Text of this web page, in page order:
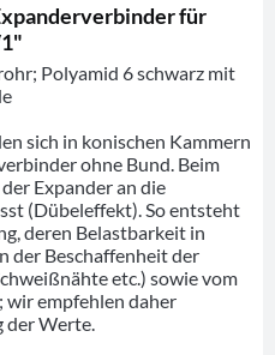
für
Polyamid 6 schwarz mit
sich in konischen Kammern
ohne Bund. Beim
Expander an die
(Dübeleffekt). So entsteht
deren Belastbarkeit in
der Beschaffenheit der
etc.) sowie vom
wir empfehlen daher
der Werte.